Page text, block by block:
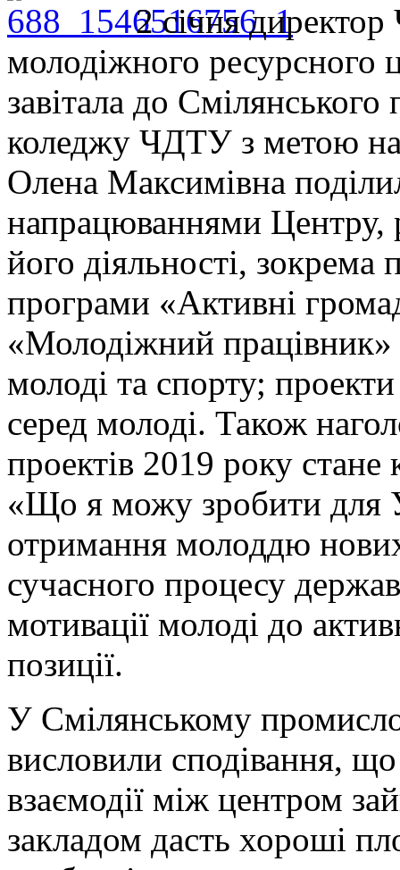
2 січня директор
молодіжного ресурсного
завітала до
коледжу ЧДТУ з метою
Олена Максимівна
напрацюваннями Центру,
його діяльності, зокрема
програми «Активні
«Молодіжний працівник»
молоді та спорту;
серед молоді. Також
проектів 2019 року стане
«Що я можу зробити для
отримання молоддю
сучасного процесу
мотивації молоді до
позиції.
У Смілянському
висловили сподівання,
взаємодії між центром
закладом дасть хороші